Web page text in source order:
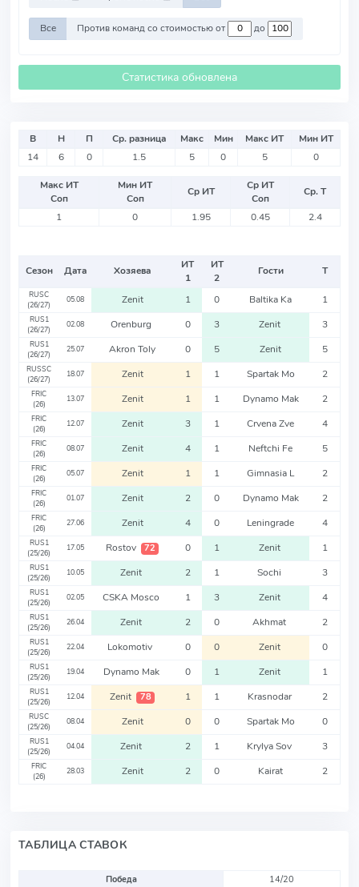
Все Против команд со стоимостью от до
Статистика обновлена
В Н П Ср. разница Макс Мин Макс ИТ
Мин ИТ
14
6 0 1.5 5 0 5 0
Макс ИТ
Соп
Мин ИТ
Соп
Ср ИТ
Ср ИТ
Соп
Ср. Т
1
0 1.95 0.45 2.4
Сезон Дата Хозяева
ИТ
1
ИТ
2
Гости Т
RUSC
(26/27)
05.08 Zenit 1 0 Baltika Ka 1
RUS1
(26/27)
02.08 Orenburg 0 3 Zenit 3
RUS1
(26/27)
25.07 Akron Toly 0 5 Zenit 5
RUSSC
(26/27)
18.07 Zenit 1 1 Spartak Mo 2
FRIC
(26)
13.07 Zenit 1 1 Dynamo Mak 2
FRIC
(26)
12.07 Zenit 3 1 Crvena Zve 4
FRIC
(26)
08.07 Zenit 4 1 Neftchi Fe 5
FRIC
(26)
05.07 Zenit 1 1 Gimnasia L 2
FRIC
(26)
01.07 Zenit 2 0 Dynamo Mak 2
FRIC
(26)
27.06 Zenit 4 0 Leningrade 4
RUS1
(25/26)
17.05 Rostov 72 0 1 Zenit 1
RUS1
(25/26)
10.05 Zenit 2 1 Sochi 3
RUS1
(25/26)
02.05 CSKA Mosco 1 3 Zenit 4
RUS1
(25/26)
26.04 Zenit 2 0 Akhmat 2
RUS1
(25/26)
22.04 Lokomotiv 0 0 Zenit 0
RUS1
(25/26)
19.04 Dynamo Mak 0 1 Zenit 1
RUS1
(25/26)
12.04 Zenit 78 1 1 Krasnodar 2
RUSC
(25/26)
08.04 Zenit 0 0 Spartak Mo 0
RUS1
(25/26)
04.04 Zenit 2 1 Krylya Sov 3
FRIC
(26)
28.03 Zenit 2 0 Kairat 2
ТАБЛИЦА СТАВОК
Победа 14/20